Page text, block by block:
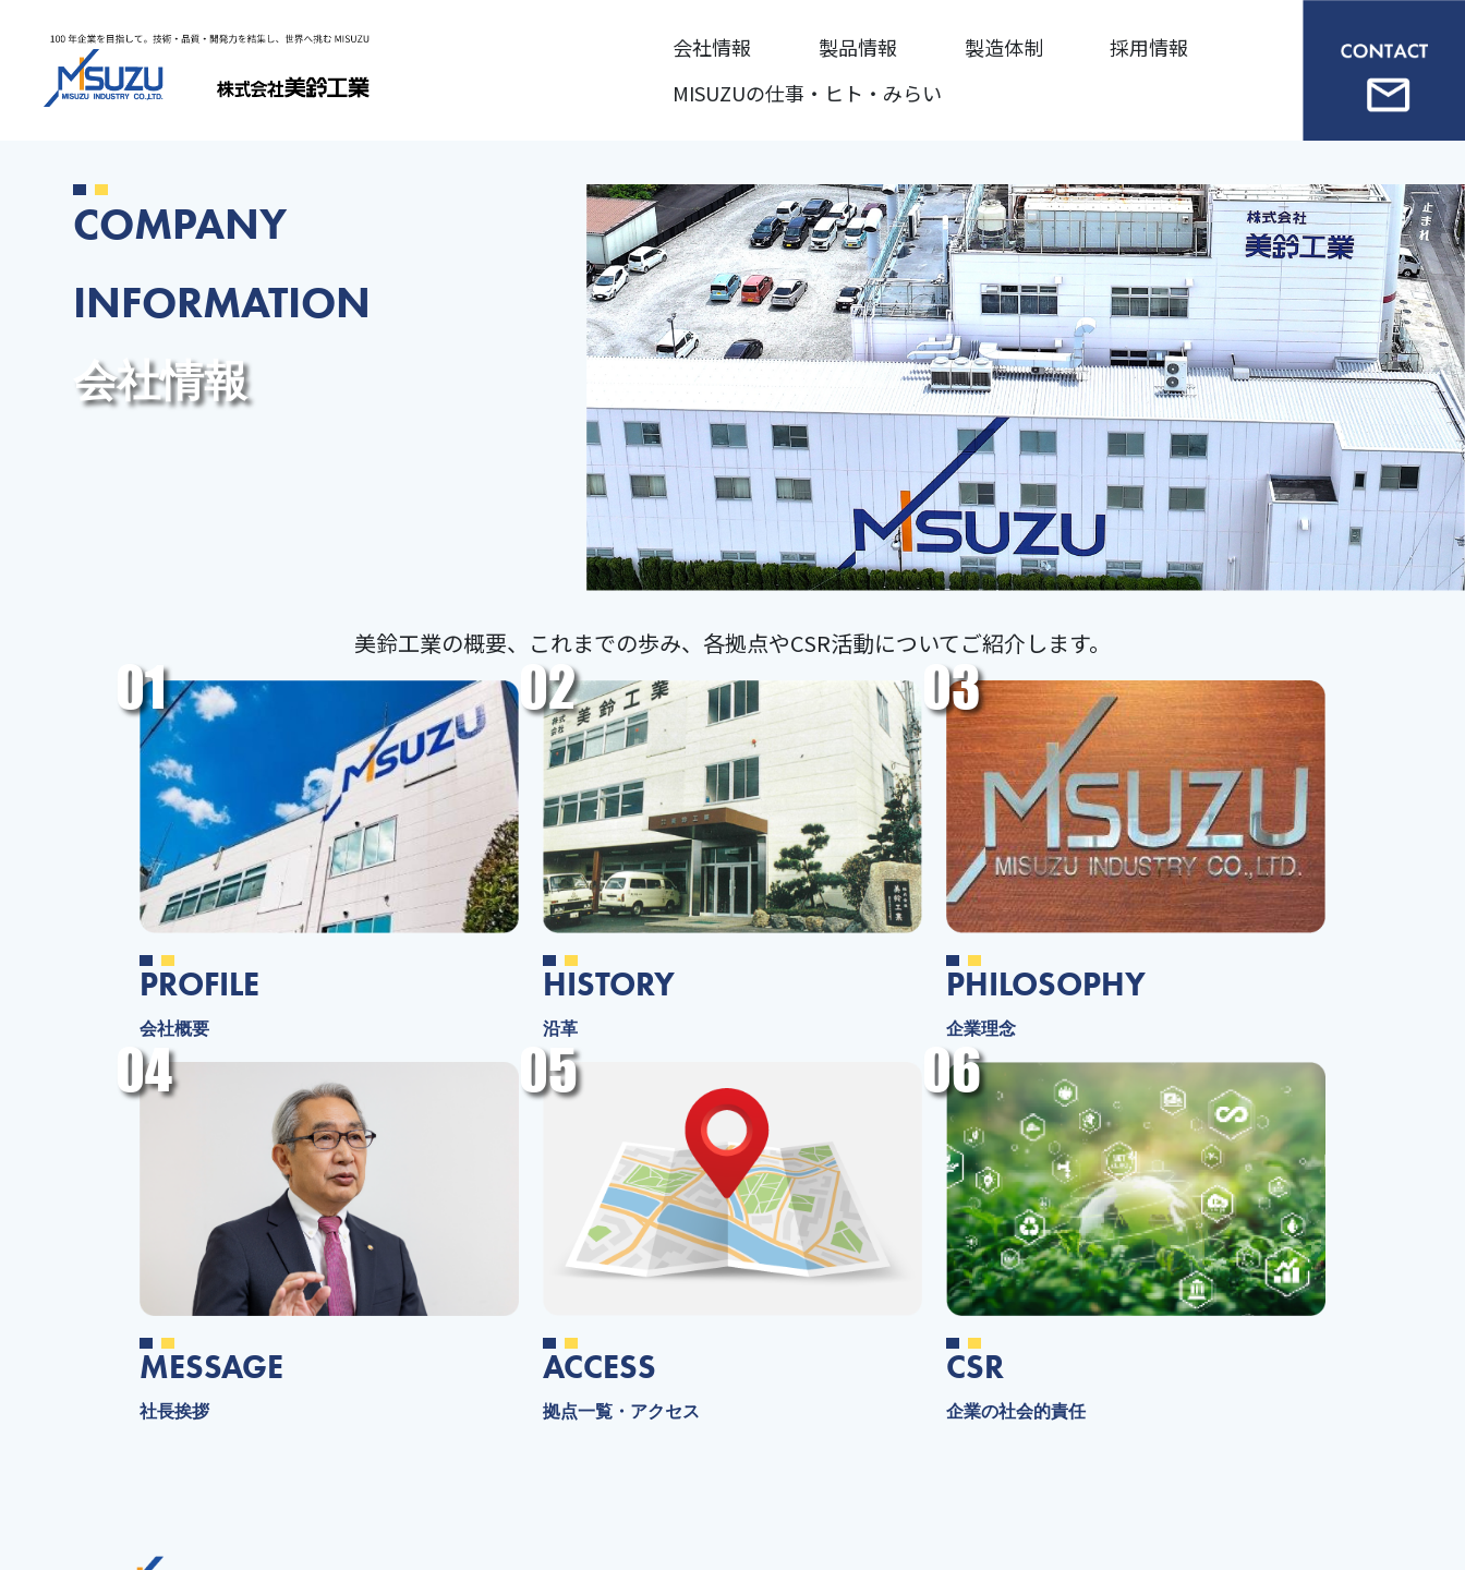
会社情報 製品情報 製造体制
採用情報
MISUZUの仕事・ヒト・みらい
COMPANY
INFORMATION
会社情報
美鈴工業の概要、これまでの歩み、各拠点やCSR活動についてご紹介します。
01
PROFILE
会社概要
02
HISTORY
沿革
03
PHILOSOPHY
企業理念
04
MESSAGE
社長挨拶
05
ACCESS
拠点一覧・アクセス
06
CSR
企業の社会的責任